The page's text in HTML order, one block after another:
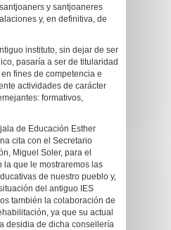
y santjoaneres
y, en definitiva, de
instituto, sin dejar de ser
pasaría a ser de titularidad
fines de competencia e
actividades de carácter
formativos,
de Educación Esther
cita con el Secretario
Miguel Soler, para el
la que le mostraremos las
de nuestro pueblo y,
del antiguo IES
también la colaboración de
ya que su actual
desidia de dicha consellería